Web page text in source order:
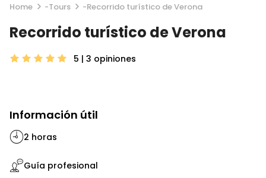
Home -Tours -Recorrido turístico de Verona
Recorrido turístico de Verona
5 | 3 opiniones
Información útil
2 horas
Guía profesional